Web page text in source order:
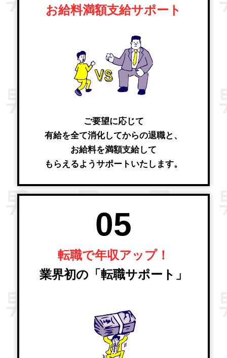
お給料満額支給サポート
ご要望に応じて
有給を全て消化してからの退職と、
お給料を満額支給して
もらえるようサポートいたします。
05
転職で年収アップ！
業界初の「転職サポート」